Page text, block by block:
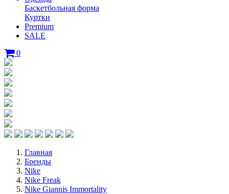
Баскетбольная форма
Куртки
Premium
SALE
0
Главная
Бренды
Nike
Nike Freak
Nike Giannis Immortality